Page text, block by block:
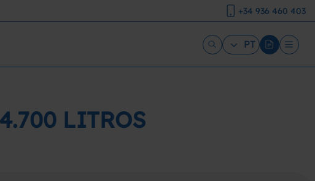
+34 936 460 403
PT
LITROS